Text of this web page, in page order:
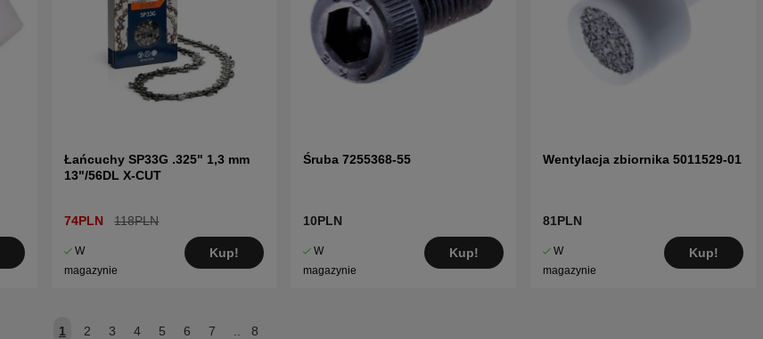
Łańcuchy SP33G .325" 1,3 mm
13"/56DL X-CUT
74PLN 118PLN
W
magazynie
Kup!
Śruba 7255368-55
10PLN
W
magazynie
Kup!
Wentylacja zbiornika 5011529-01
81PLN
W
magazynie
Kup!
1 2 3 4 5 6 7 8